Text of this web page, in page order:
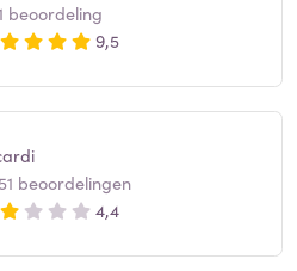
beoordeling
9,5
51 beoordelingen
4,4